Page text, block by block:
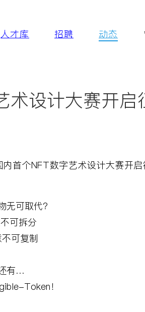
人才库 招聘 动态
术设计大赛开启
内首个NFT数字艺术设计大赛开启
无可取代？
可拆分
可复制
有…
Token！